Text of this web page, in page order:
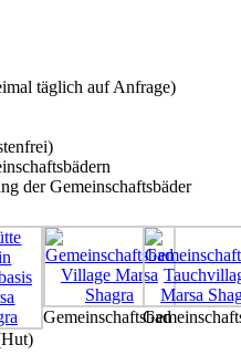
täglich auf Anfrage)
der Gemeinschaftsbäder
Gemeinschaftsbad